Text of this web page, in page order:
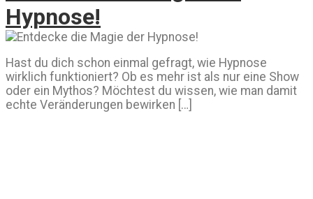
Hypnose!
Hast du dich schon einmal gefragt, wie Hypnose
wirklich funktioniert? Ob es mehr ist als nur eine Show
oder ein Mythos? Möchtest du wissen, wie man damit
echte Veränderungen bewirken […]